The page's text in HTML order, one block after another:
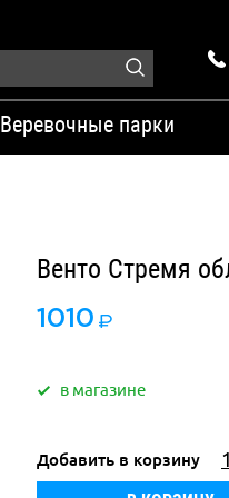
Веревочные парки
Венто Стремя
1010
в магазине
Добавить в корзину